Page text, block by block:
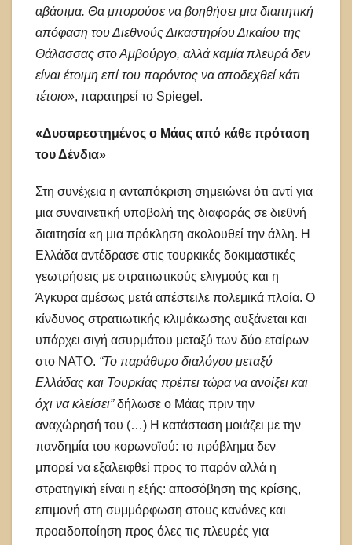
αβάσιμα. Θα μπορούσε να βοηθήσει μια διαιτητική
απόφαση του Διεθνούς Δικαστηρίου Δικαίου της
Θάλασσας στο Αμβούργο, αλλά καμία πλευρά δεν
είναι έτοιμη επί του παρόντος να αποδεχθεί κάτι
τέτοιο», παρατηρεί το Spiegel.
«Δυσαρεστημένος ο Μάας από κάθε πρόταση
του Δένδια»
Στη συνέχεια η ανταπόκριση σημειώνει ότι αντί για
μια συναινετική υποβολή της διαφοράς σε διεθνή
διαιτησία «η μια πρόκληση ακολουθεί την άλλη. Η
Ελλάδα αντέδρασε στις τουρκικές δοκιμαστικές
γεωτρήσεις με στρατιωτικούς ελιγμούς και η
Άγκυρα αμέσως μετά απέστειλε πολεμικά πλοία. Ο
κίνδυνος στρατιωτικής κλιμάκωσης αυξάνεται και
υπάρχει σιγή ασυρμάτου μεταξύ των δύο εταίρων
στο ΝΑΤΟ. “Το παράθυρο διαλόγου μεταξύ
Ελλάδας και Τουρκίας πρέπει τώρα να ανοίξει και
όχι να κλείσει”δήλωσε ο Μάας πριν την
αναχώρησή του (…) Η κατάσταση μοιάζει με την
πανδημία του κορωνοϊού: το πρόβλημα δεν
μπορεί να εξαλειφθεί προς το παρόν αλλά η
στρατηγική είναι η εξής: αποσόβηση της κρίσης,
επιμονή στη συμμόρφωση στους κανόνες και
προειδοποίηση προς όλες τις πλευρές για